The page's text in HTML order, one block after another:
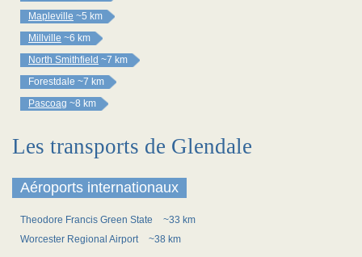
Mapleville ~5 km
Millville ~6 km
North Smithfield ~7 km
Forestdale ~7 km
Pascoag ~8 km
Les transports de Glendale
Aéroports internationaux
Theodore Francis Green State
~33 km
Worcester Regional Airport
~38 km